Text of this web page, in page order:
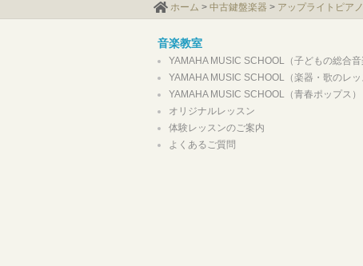
ホーム > 中古鍵盤楽器 > アップライトピアノ
音楽教室
YAMAHA MUSIC SCHOOL（子どもの総合音
YAMAHA MUSIC SCHOOL（楽器・歌のレッ
YAMAHA MUSIC SCHOOL（青春ポップス）
オリジナルレッスン
体験レッスンのご案内
よくあるご質問